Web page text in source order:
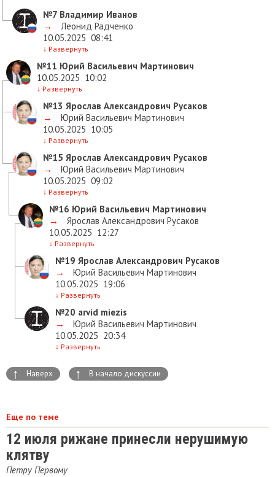
№7 Владимир Иванов
→
Леонид Радченко
10.05.2025 08:41
↓ Развернуть
№11 Юрий Васильевич Мартинович
10.05.2025 10:02
↓ Развернуть
№13 Ярослав Александрович Русаков
→
Юрий Васильевич Мартинович
10.05.2025 10:05
↓ Развернуть
№15 Ярослав Александрович Русаков
→
Юрий Васильевич Мартинович
10.05.2025 09:02
↓ Развернуть
№16 Юрий Васильевич Мартинович
→
Ярослав Александрович Русаков
10.05.2025 12:27
↓ Развернуть
№19 Ярослав Александрович Русаков
→
Юрий Васильевич Мартинович
10.05.2025 19:06
↓ Развернуть
№20 arvid miezis
→
Юрий Васильевич Мартинович
10.05.2025 20:34
↓ Развернуть
↑ Наверх ↑ В начало дискуссии
Еще по теме
12 июля рижане принесли нерушимую
клятву
Петру Первому